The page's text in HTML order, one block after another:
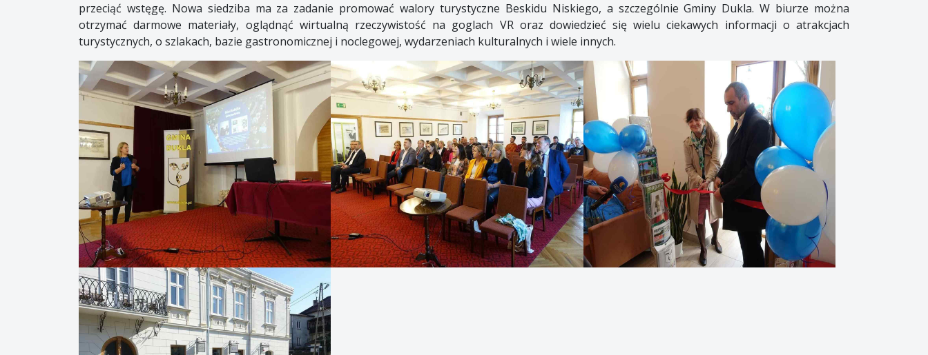
przeciąć wstęgę. Nowa siedziba ma za zadanie promować walory turystyczne Beskidu Niskiego, a szczególnie Gminy Dukla. W biurze można
otrzymać darmowe materiały, oglądnąć wirtualną rzeczywistość na goglach VR oraz dowiedzieć się wielu ciekawych informacji o atrakcjach
turystycznych, o szlakach, bazie gastronomicznej i noclegowej, wydarzeniach kulturalnych i wiele innych.